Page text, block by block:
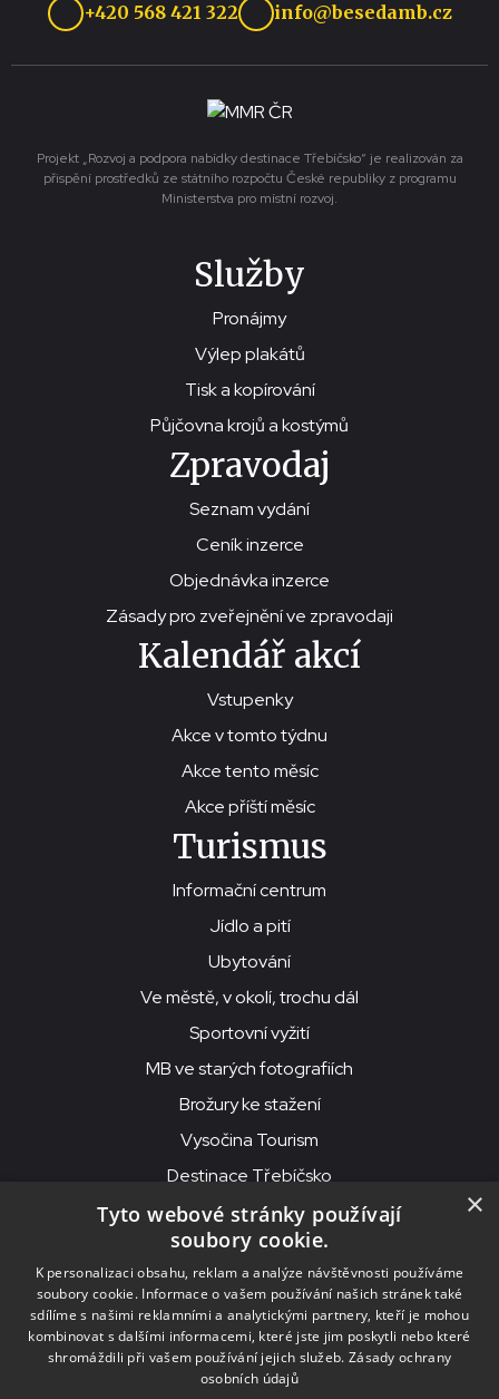
+420 568 421 322 info@besedamb.cz
Projekt „Rozvoj a podpora nabídky destinace Třebíčsko“ je realizován za
přispění prostředků ze státního rozpočtu České republiky z programu
Ministerstva pro místní rozvoj.
Služby
Pronájmy
Výlep plakátů
Tisk a kopírování
Půjčovna krojů a kostýmů
Zpravodaj
Seznam vydání
Ceník inzerce
Objednávka inzerce
Zásady pro zveřejnění ve zpravodaji
Kalendář akcí
Vstupenky
Akce v tomto týdnu
Akce tento měsíc
Akce příští měsíc
Turismus
Informační centrum
Jídlo a pití
Ubytování
Ve městě, v okolí, trochu dál
Sportovní vyžití
MB ve starých fotografiích
Brožury ke stažení
Vysočina Tourism
Destinace Třebíčsko
© 2026MKS Beseda Mor. Budějovice
MKS Beseda, příspěvková organizace, Purcnerova 62, 676 02
Moravské Budějovice
IČO: 00091758, DIČ: CZ00091758, ID datové schránky: chjn2kd
×
Tyto webové stránky používají
soubory cookie.
K personalizaci obsahu, reklam a analýze návštěvnosti používáme
soubory cookie. Informace o vašem používání našich stránek také
sdílíme s našimi reklamními a analytickými partnery, kteří je mohou
kombinovat s dalšími informacemi, které jste jim poskytli nebo které
shromáždili při vašem používání jejich služeb. Zásady ochrany
osobních údajů